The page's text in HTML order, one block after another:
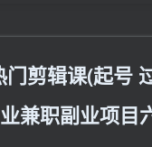
剪辑课(起号
兼职副业项目